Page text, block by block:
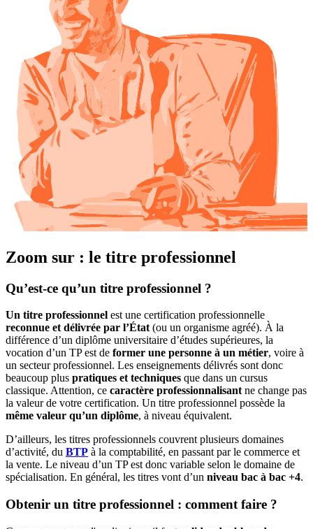
Zoom sur : le titre professionnel
Qu’est-ce qu’un titre professionnel ?
Un titre professionnel est une certification professionnelle
reconnue et délivrée par l’État(ou un organisme agréé). À la
différence d’un diplôme universitaire d’études supérieures, la
vocation d’un TP est de former une personne à un métier, voire à
un secteur professionnel. Les enseignements délivrés sont donc
beaucoup plus pratiques et techniques que dans un cursus
classique. Attention, ce caractère professionnalisantne change pas
la valeur de votre certification. Un titre professionnel possède la
même valeur qu’un diplôme, à niveau équivalent.
D’ailleurs, les titres professionnels couvrent plusieurs domaines
d’activité, du BTP à la comptabilité, en passant par le commerce et
la vente. Le niveau d’un TP est donc variable selon le domaine de
spécialisation. En général, les titres vont d’un niveau bac à bac +4.
Obtenir un titre professionnel : comment faire ?